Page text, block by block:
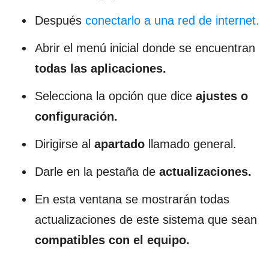
Después conectarlo a una red de internet.
Abrir el menú inicial donde se encuentran
todas las aplicaciones.
Selecciona la opción que dice ajustes o
configuración.
Dirigirse al apartado llamado general.
Darle en la pestaña de actualizaciones.
En esta ventana se mostrarán todas
actualizaciones de este sistema que sean
compatibles con el equipo.